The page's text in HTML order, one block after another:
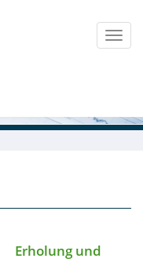
Erholung und